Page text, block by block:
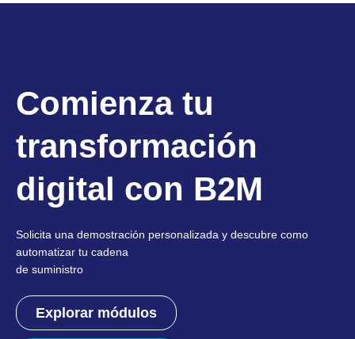
Comienza tu
transformación
digital con B2M
Solicita una demostración personalizada y descubre como
automatizar tu cadena
de suministro
Explorar módulos